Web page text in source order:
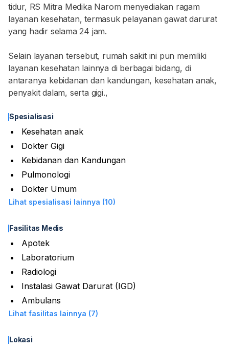
tidur, RS Mitra Medika Narom menyediakan ragam
layanan kesehatan, termasuk pelayanan gawat darurat
yang hadir selama 24 jam.
Selain layanan tersebut, rumah sakit ini pun memiliki
layanan kesehatan lainnya di berbagai bidang, di
antaranya kebidanan dan kandungan, kesehatan anak,
penyakit dalam, serta gigi.,
Spesialisasi
Kesehatan anak
Dokter Gigi
Kebidanan dan Kandungan
Pulmonologi
Dokter Umum
Lihat spesialisasi lainnya (10)
Fasilitas Medis
Apotek
Laboratorium
Radiologi
Instalasi Gawat Darurat (IGD)
Ambulans
Lihat fasilitas lainnya (7)
Lokasi